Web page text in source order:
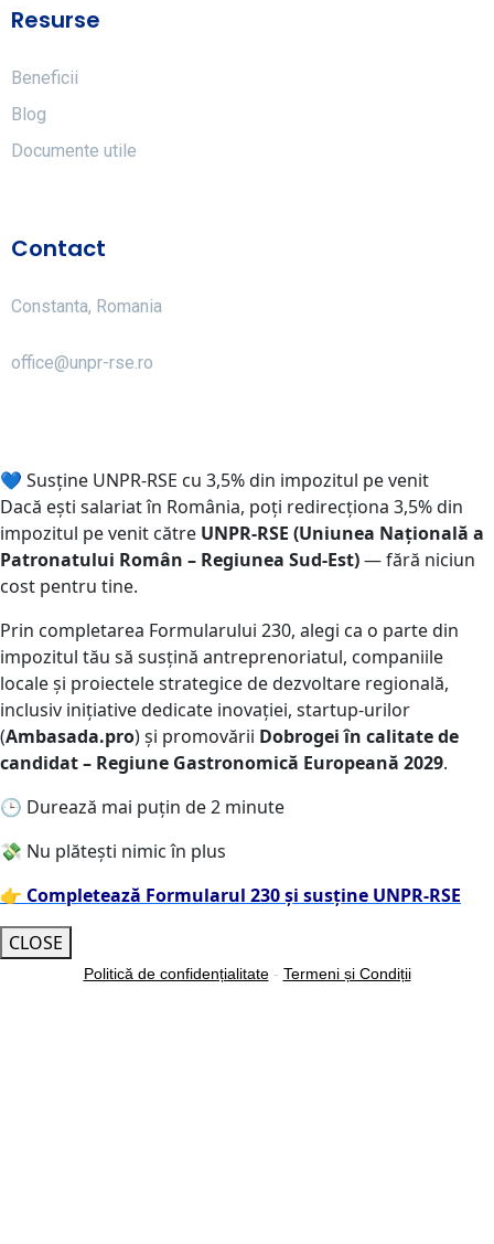
Resurse
Beneficii
Blog
Documente utile
Contact
Constanta, Romania
office@unpr-rse.ro
💙 Susține UNPR-RSE cu 3,5% din impozitul pe venit
Dacă ești salariat în România, poți redirecționa 3,5% din
impozitul pe venit către UNPR-RSE (Uniunea Națională a
Patronatului Român – Regiunea Sud-Est)—fără niciun
cost pentru tine.
Prin completarea Formularului 230, alegi ca o parte din
impozitul tău să susțină antreprenoriatul, companiile
locale și proiectele strategice de dezvoltare regională,
inclusiv inițiative dedicate inovației, startup-urilor
(Ambasada.pro) și promovării Dobrogei în calitate de
candidat – Regiune Gastronomică Europeană 2029.
🕒 Durează mai puțin de 2 minute
💸 Nu plătești nimic în plus
👉 Completează Formularul 230 și susține UNPR-RSE
CLOSE
Politică de confidențialitate- Termeni și Condiții